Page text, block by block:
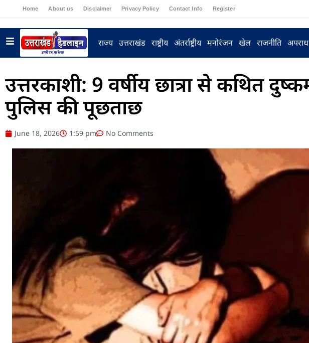
Home About us Disclaimer Privacy Policy Contact Info Register
राज्य उत्तराखंड राष्ट्रीय अंतर्राष्ट्रीय मनोरंजन खेल राजनीति अपराध
उत्तरकाशी: 9 वर्षीय छात्रा से कथित
पुलिस की पूछताछ
June 18, 2026 1:59 pm No Comments